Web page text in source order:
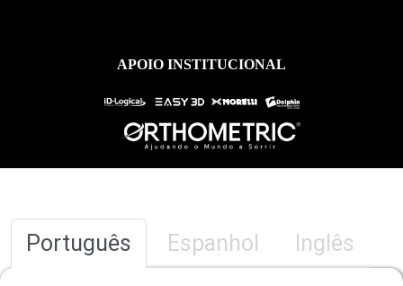
APOIO INSTITUCIONAL
Português Espanhol Inglês